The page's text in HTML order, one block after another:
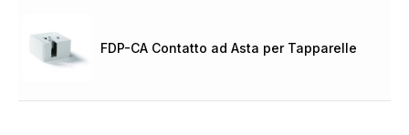
FDP-CA Contatto ad Asta per Tapparelle